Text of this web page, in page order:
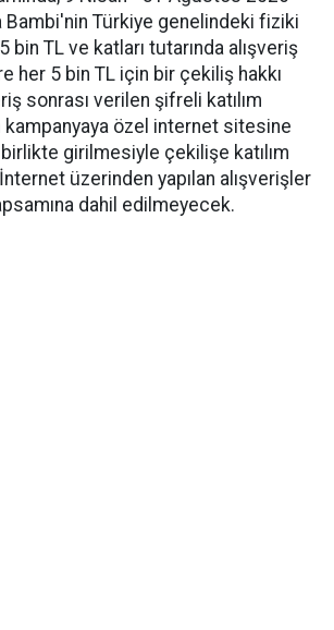
Bambi'nin Türkiye genelindeki fiziki
bin TL ve katları tutarında alışveriş
her 5 bin TL için bir çekiliş hakkı
sonrası verilen şifreli katılım
kampanyaya özel internet sitesine
girilmesiyle çekilişe katılım
üzerinden yapılan alışverişler
dahil edilmeyecek.